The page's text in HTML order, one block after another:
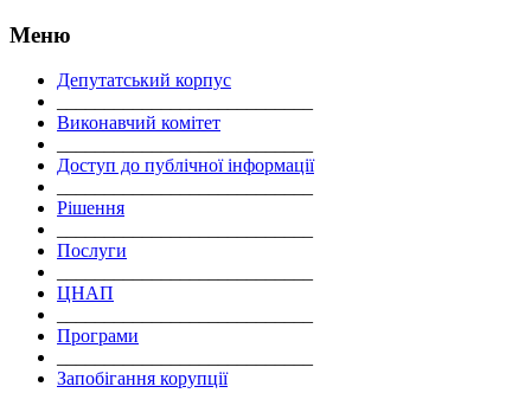
Меню
Депутатський корпус
Виконавчий комітет
Доступ до публічної інформації
Рішення
Послуги
ЦНАП
Програми
Запобігання корупції